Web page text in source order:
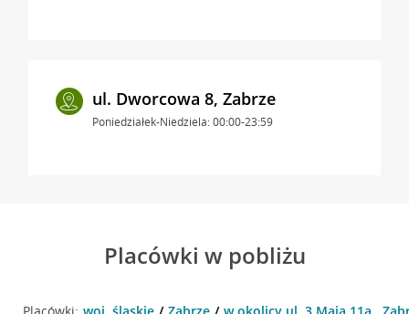
ul. Dworcowa 8, Zabrze
Poniedziałek-Niedziela: 00:00-23:59
Placówki w pobliżu
Placówki: woj. śląskie Zabrze w okolicy ul. 3 Maja 11a ,